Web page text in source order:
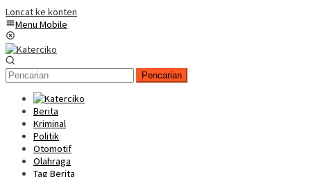
Loncat ke konten
Menu Mobile
Pencarian
Berita
Kriminal
Politik
Otomotif
Olahraga
Tag Berita